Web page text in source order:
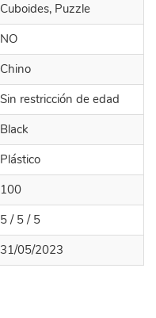
Cuboides, Puzzle
NO
Chino
Sin restricción de edad
Black
Plástico
100
5 / 5 / 5
31/05/2023